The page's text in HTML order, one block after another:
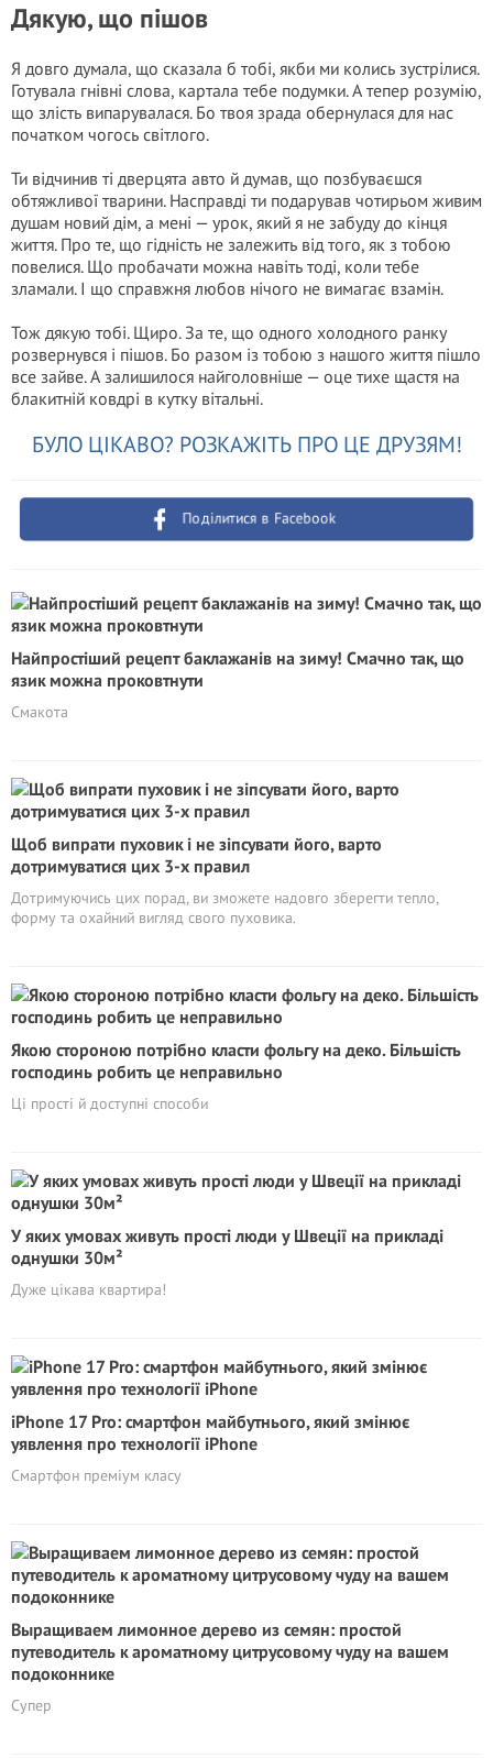
Дякую, що пішов
Я довго думала, що сказала б тобі, якби ми колись зустрілися.
Готувала гнівні слова, картала тебе подумки. А тепер розумію,
що злість випарувалася. Бо твоя зрада обернулася для нас
початком чогось світлого.
Ти відчинив ті дверцята авто й думав, що позбуваєшся
обтяжливої тварини. Насправді ти подарував чотирьом живим
душам новий дім, а мені — урок, який я не забуду до кінця
життя. Про те, що гідність не залежить від того, як з тобою
повелися. Що пробачати можна навіть тоді, коли тебе
зламали. І що справжня любов нічого не вимагає взамін.
Тож дякую тобі. Щиро. За те, що одного холодного ранку
розвернувся і пішов. Бо разом із тобою з нашого життя пішло
все зайве. А залишилося найголовніше — оце тихе щастя на
блакитній ковдрі в кутку вітальні.
БУЛО ЦІКАВО? РОЗКАЖІТЬ ПРО ЦЕ ДРУЗЯМ!
Поділитися в Facebook
Найпростіший рецепт баклажанів на зиму! Смачно так, що
язик можна проковтнути
Смакота
Щоб випрати пуховик і не зіпсувати його, варто
дотримуватися цих 3-х правил
Дотримуючись цих порад, ви зможете надовго зберегти тепло,
форму та охайний вигляд свого пуховика.
Якою стороною потрібно класти фольгу на деко. Більшість
господинь робить це неправильно
Ці прості й доступні способи
У яких умовах живуть прості люди у Швеції на прикладі
однушки 30м²
Дуже цікава квартира!
iPhone 17 Pro: смартфон майбутнього, який змінює
уявлення про технології iPhone
Смартфон преміум класу
Выращиваем лимонное дерево из семян: простой
путеводитель к ароматному цитрусовому чуду на вашем
подоконнике
Супер